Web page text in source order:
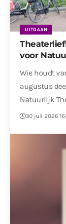
UITGAAN
voor
Wie houdt
augustus
Natuurlijk
30 juli 2026